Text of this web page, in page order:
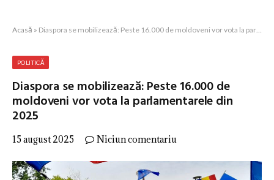
Acasă » Diaspora se mobilizează: Peste 16.000 de moldoveni vor vota la parlamentarele din 2025
POLITICĂ
Diaspora se mobilizează: Peste 16.000 de
moldoveni vor vota la parlamentarele din
2025
15 august 2025 Niciun comentariu